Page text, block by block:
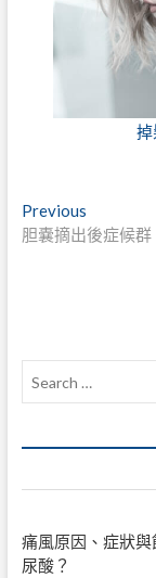
文
章
PreviousPrevious
post:
胆嚢摘出後症候群
痛風原因、症狀
尿酸？